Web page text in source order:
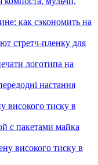
как сэкономить на
стретч-пленку для
логотипа на
настання
високого тиску в
с пакетами майка
високого тиску в